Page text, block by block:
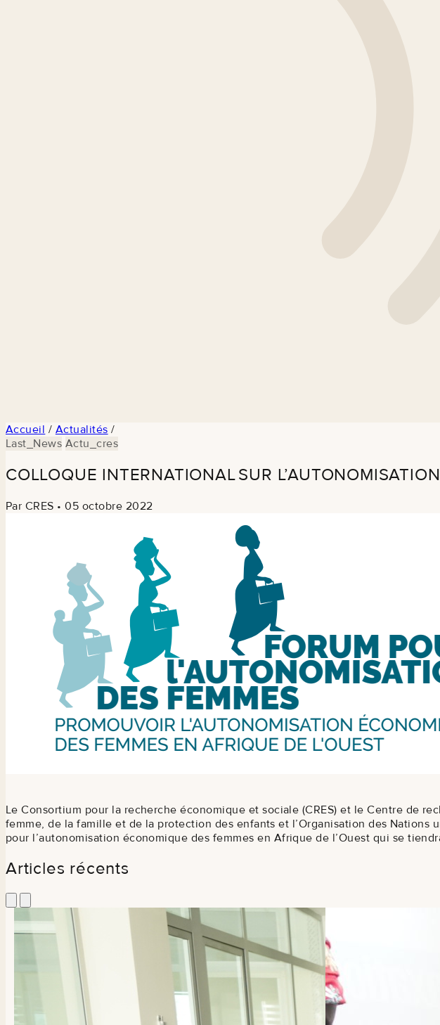
Accueil / Actualités /
Last_News Actu_cres
COLLOQUE INTERNATIONAL SUR
Par CRES • 05 octobre 2022
Le Consortium pour la recherche économique et sociale (CRES) et le Centre de
femme, de la famille et de la protection des enfants et l’Organisation des
pour l’autonomisation économique des femmes en Afrique de l’Ouest qui se
Articles récents